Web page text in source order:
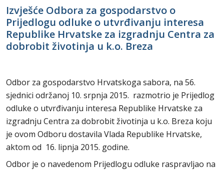
Izvješće Odbora za gospodarstvo o
Prijedlogu odluke o utvrđivanju interesa
Republike Hrvatske za izgradnju Centra za
dobrobit životinja u k.o. Breza
Odbor za gospodarstvo Hrvatskoga sabora, na 56.
sjednici održanoj 10. srpnja 2015. razmotrio je Prijedlog
odluke o utvrđivanju interesa Republike Hrvatske za
izgradnju Centra za dobrobit životinja u k.o. Breza koju
je ovom Odboru dostavila Vlada Republike Hrvatske,
aktom od 16. lipnja 2015. godine.
Odbor je o navedenom Prijedlogu odluke raspravljao na